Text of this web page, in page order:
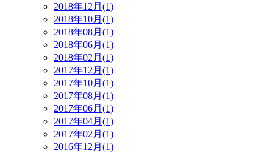
2018年12月(1)
2018年10月(1)
2018年08月(1)
2018年06月(1)
2018年02月(1)
2017年12月(1)
2017年10月(1)
2017年08月(1)
2017年06月(1)
2017年04月(1)
2017年02月(1)
2016年12月(1)